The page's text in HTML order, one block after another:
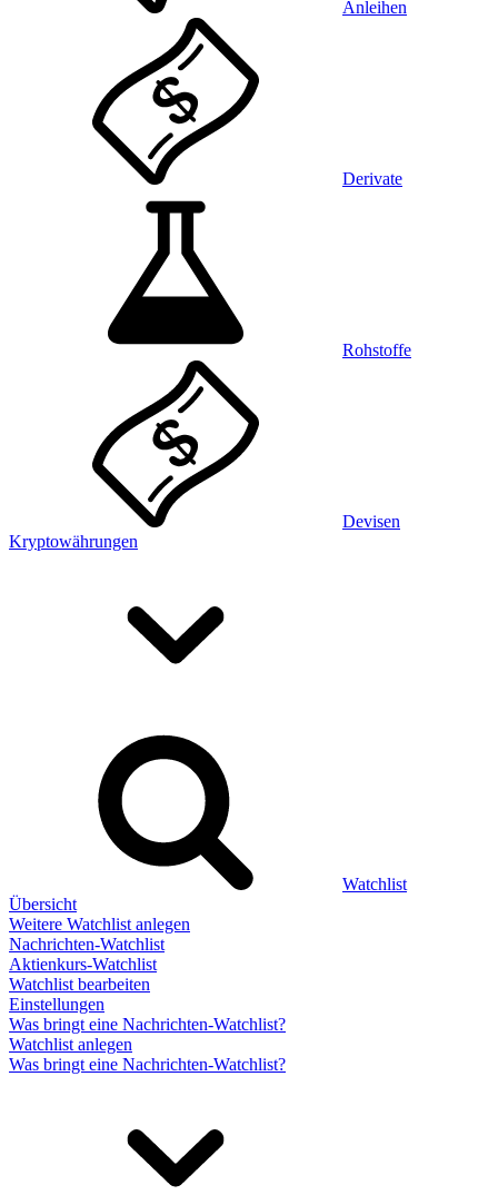
Anleihen
Derivate
Rohstoffe
Devisen
Kryptowährungen
Watchlist
Übersicht
Weitere Watchlist anlegen
Nachrichten-Watchlist
Aktienkurs-Watchlist
Watchlist bearbeiten
Einstellungen
Was bringt eine Nachrichten-Watchlist?
Watchlist anlegen
Was bringt eine Nachrichten-Watchlist?